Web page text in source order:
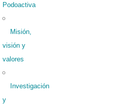
Podoactiva
Misión,
visión y
valores
Investigación
y